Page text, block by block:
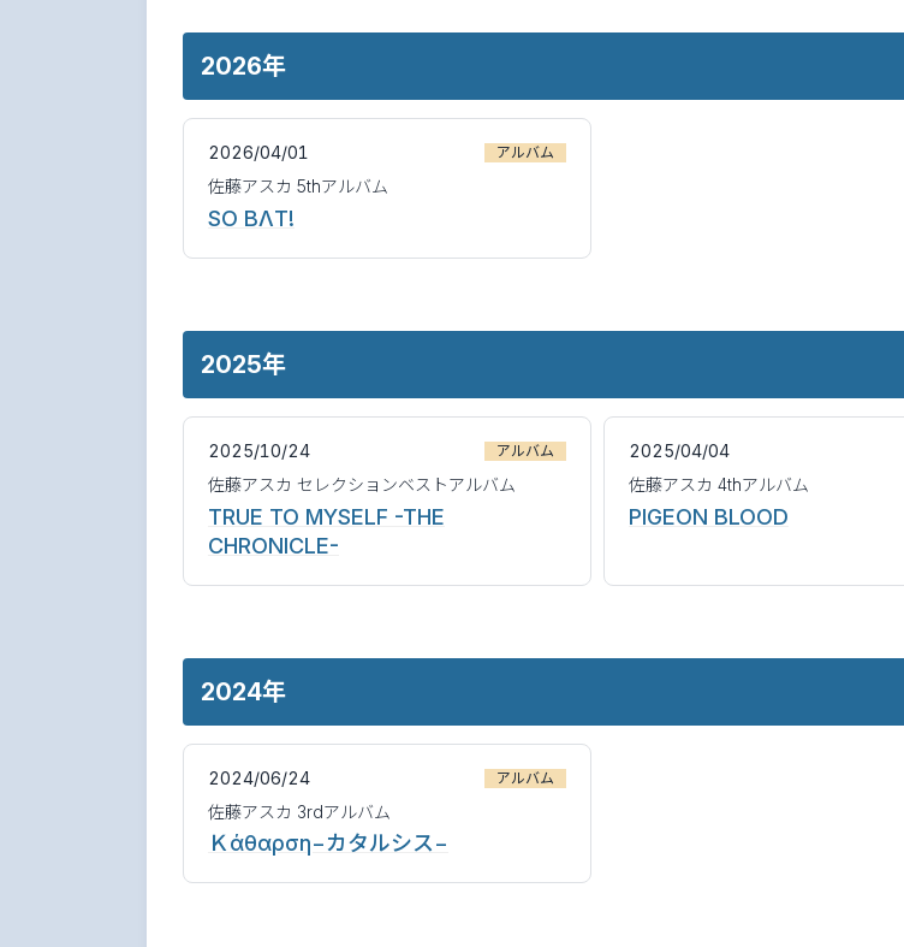
2026年
2026/04/01 アルバム
佐藤アスカ 5thアルバム
SO BΛT!
2025年
2025/10/24 アルバム
佐藤アスカ セレクションベストアルバム
TRUE TO MYSELF -THE
CHRONICLE-
2025/04/04
佐藤アスカ 4thアルバム
PIGEON BLOOD
2024年
2024/06/24 アルバム
佐藤アスカ 3rdアルバム
Ｋάθαρση−カタルシス−